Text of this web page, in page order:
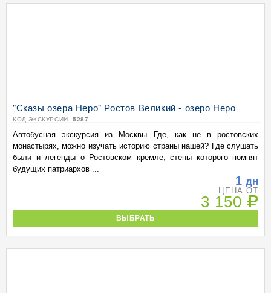
"Сказы озера Неро" Ростов Великий - озеро Неро
КОД ЭКСКУРСИИ: 5287
Автобусная экскурсия из Москвы Где, как не в ростовских
монастырях, можно изучать историю страны нашей? Где слушать
были и легенды о Ростовском кремле, стены которого помнят
будущих патриархов ...
1 дн
ЦЕНА ОТ
3 150
ВЫБРАТЬ